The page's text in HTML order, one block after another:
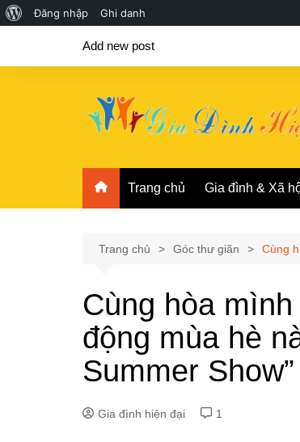
Giới
về
Đăng nhập Ghi danh
Add new post
Trang chủ Gia đình & Xã
Trang chủ Góc thư giãn Cùng
Cùng hòa
động mùa hè
Summer Show”
Gia đình hiện đại 1